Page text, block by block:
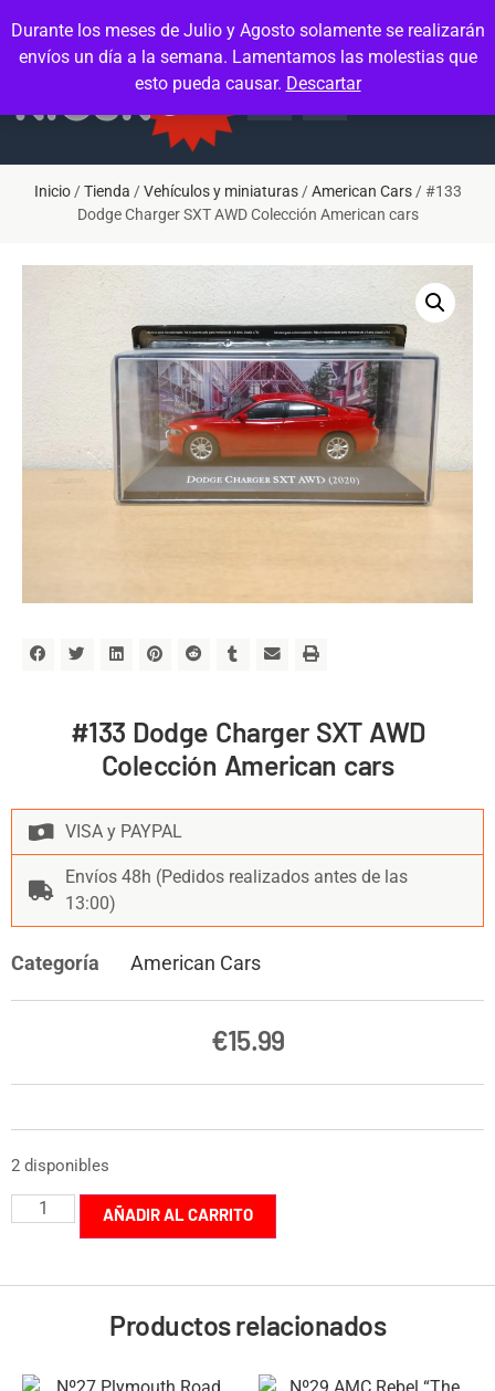
Durante los meses de Julio y Agosto solamente se realizarán
envíos un día a la semana. Lamentamos las molestias que
esto pueda causar. Descartar
Inicio/Tienda /Vehículos y miniaturas/American Cars/ #133
Dodge Charger SXT AWD Colección American cars
#133 Dodge Charger SXT AWD
Colección American cars
VISA y PAYPAL
Envíos 48h (Pedidos realizados antes de las
13:00)
Categoría American Cars
€15.99
2 disponibles
AÑADIR AL CARRITO
Productos relacionados